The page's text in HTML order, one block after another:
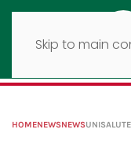
Skip to main
HOMENEWSNEWS